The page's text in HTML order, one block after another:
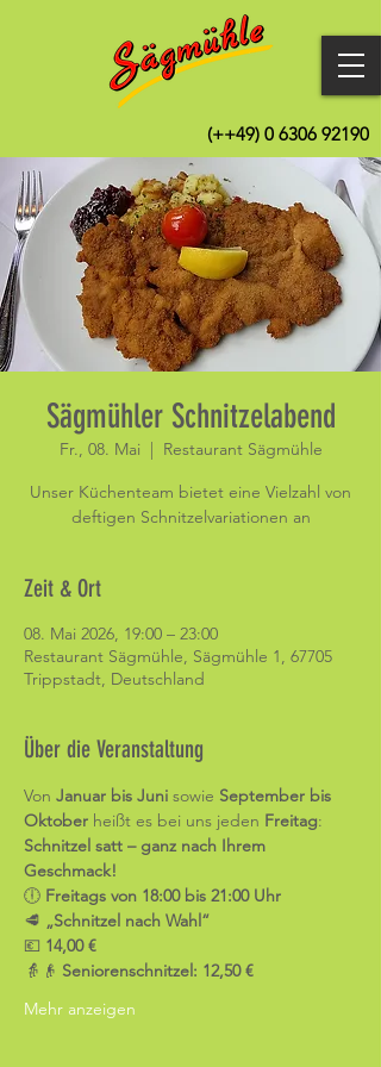
(++49) 0 6306 92190
Sägmühler Schnitzelabend
Fr., 08. Mai
  |
Restaurant Sägmühle
Unser Küchenteam bietet eine Vielzahl von
deftigen Schnitzelvariationen an
Zeit & Ort
08. Mai 2026, 19:00 – 23:00
Restaurant Sägmühle, Sägmühle 1, 67705
Trippstadt, Deutschland
Über die Veranstaltung
Von Januar bis Juni sowie September bis
Oktober heißt es bei uns jeden Freitag:
Schnitzel satt – ganz nach Ihrem
Geschmack!
🕕 Freitags von 18:00 bis 21:00 Uhr
🥩 „Schnitzel nach Wahl“
💶 14,00 €
👵👴 Seniorenschnitzel: 12,50 €
Mehr anzeigen